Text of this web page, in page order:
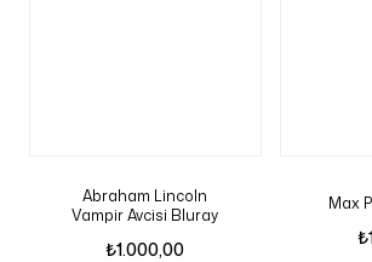
Abraham Lincoln
Vampir Avcisi Bluray
₺1.000,00
Max
₺